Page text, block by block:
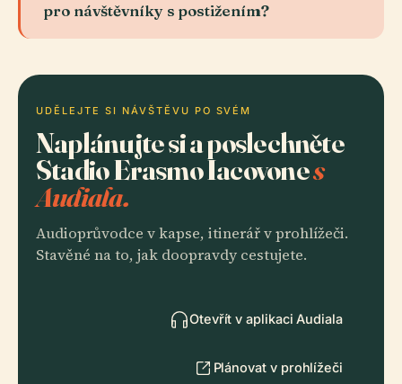
pro návštěvníky s postižením?
UDĚLEJTE SI NÁVŠTĚVU PO SVÉM
Naplánujte si a poslechněte
Stadio Erasmo Iacovones
Audiala.
Audioprůvodce v kapse, itinerář v prohlížeči.
Stavěné na to, jak doopravdy cestujete.
Otevřít v aplikaci Audiala
Plánovat v prohlížeči